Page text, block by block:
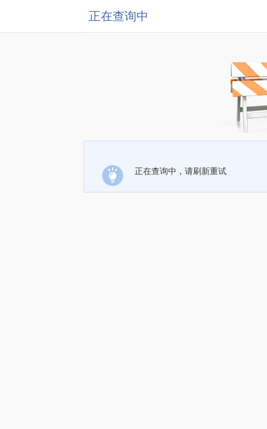
正在查询中
正在查询中，请刷新重试